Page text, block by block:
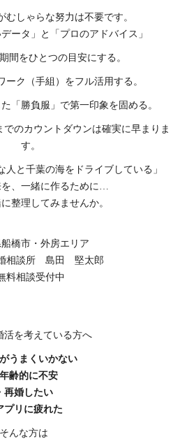
むしゃらな努力は不要です。
ータ」と「プロのアドバイス」
間をひとつの目安にする。
ーク（手組）をフル活用する。
「勝負服」で第一印象を固める。
でのカウントダウンは確実に早まりま
す。
人と千葉の海をドライブしている」
、一緒に作るために…
整理してみませんか。
橋市・外房エリア
相談所 島田 堅太郎
料相談受付中
活を考えている方へ
がうまくいかない
年齢的に不安
再婚したい
プリに疲れた
そんな方は